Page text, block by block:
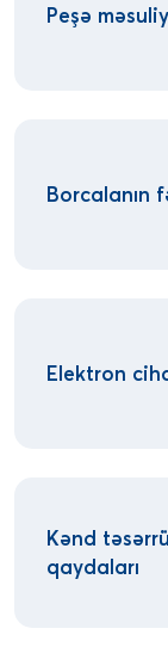
Peşə
Borcalanın
Elektron
Kənd
qaydaları